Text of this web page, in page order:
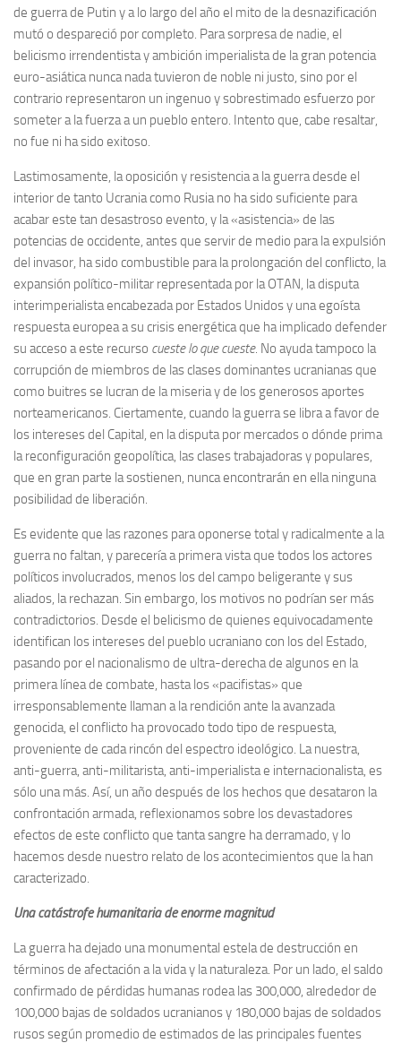
de guerra de Putin y a lo largo del año el mito de la desnazificación
mutó o despareció por completo. Para sorpresa de nadie, el
belicismo irrendentista y ambición imperialista de la gran potencia
euro-asiática nunca nada tuvieron de noble ni justo, sino por el
contrario representaron un ingenuo y sobrestimado esfuerzo por
someter a la fuerza a un pueblo entero. Intento que, cabe resaltar,
no fue ni ha sido exitoso.
Lastimosamente, la oposición y resistencia a la guerra desde el
interior de tanto Ucrania como Rusia no ha sido suficiente para
acabar este tan desastroso evento, y la «asistencia» de las
potencias de occidente, antes que servir de medio para la expulsión
del invasor, ha sido combustible para la prolongación del conflicto, la
expansión político-militar representada por la OTAN, la disputa
interimperialista encabezada por Estados Unidos y una egoísta
respuesta europea a su crisis energética que ha implicado defender
su acceso a este recurso cueste lo que cueste. No ayuda tampoco la
corrupción de miembros de las clases dominantes ucranianas que
como buitres se lucran de la miseria y de los generosos aportes
norteamericanos. Ciertamente, cuando la guerra se libra a favor de
los intereses del Capital, en la disputa por mercados o dónde prima
la reconfiguración geopolítica, las clases trabajadoras y populares,
que en gran parte la sostienen, nunca encontrarán en ella ninguna
posibilidad de liberación.
Es evidente que las razones para oponerse total y radicalmente a la
guerra no faltan, y parecería a primera vista que todos los actores
políticos involucrados, menos los del campo beligerante y sus
aliados, la rechazan. Sin embargo, los motivos no podrían ser más
contradictorios. Desde el belicismo de quienes equivocadamente
identifican los intereses del pueblo ucraniano con los del Estado,
pasando por el nacionalismo de ultra-derecha de algunos en la
primera línea de combate, hasta los «pacifistas» que
irresponsablemente llaman a la rendición ante la avanzada
genocida, el conflicto ha provocado todo tipo de respuesta,
proveniente de cada rincón del espectro ideológico. La nuestra,
anti-guerra, anti-militarista, anti-imperialista e internacionalista, es
sólo una más. Así, un año después de los hechos que desataron la
confrontación armada, reflexionamos sobre los devastadores
efectos de este conflicto que tanta sangre ha derramado, y lo
hacemos desde nuestro relato de los acontecimientos que la han
caracterizado.
Una catástrofe humanitaria deenormemagnitud
La guerra ha dejado una monumental estela de destrucción en
términos de afectación a la vida y la naturaleza. Por un lado, el saldo
confirmado de pérdidas humanas rodea las 300,000, alrededor de
100,000 bajas de soldados ucranianos y 180,000 bajas de soldados
rusos según promedio de estimados de las principales fuentes